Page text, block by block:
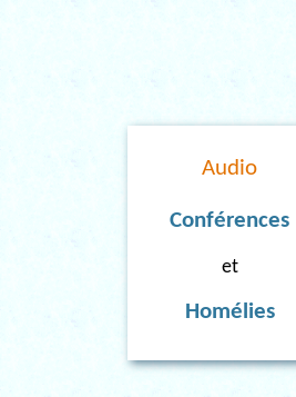
Audio
Conférences
et
Homélies